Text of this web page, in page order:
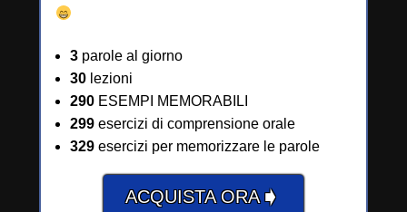
3 parole al giorno
30 lezioni
290 ESEMPI MEMORABILI
299 esercizi di comprensione orale
329 esercizi per memorizzare le parole
ACQUISTA ORA➧